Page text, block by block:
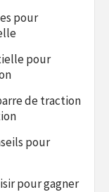
pour
pour
de traction
pour
pour gagner